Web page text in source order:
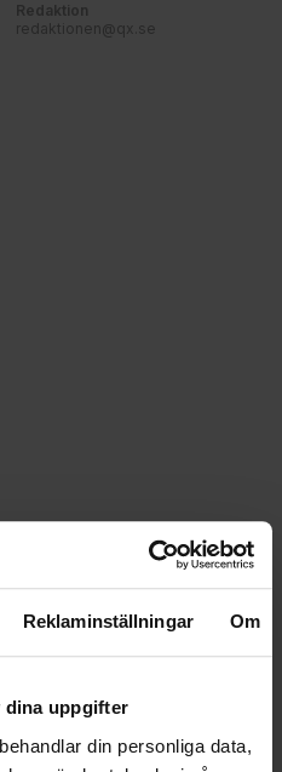
Reklaminställningar Om
dina uppgifter
behandlar din personliga data,
Redaktion
redaktionen@qx.se